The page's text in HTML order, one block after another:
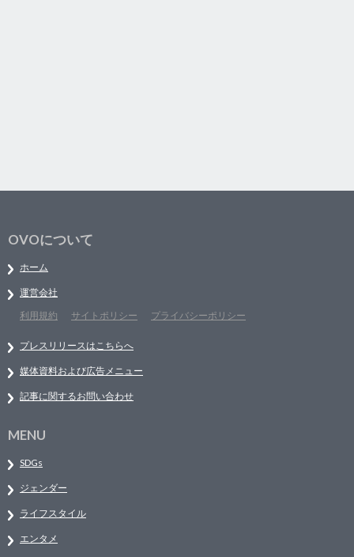
OVOについて
ホーム
運営会社
利用規約
サイトポリシー プライバシーポリシー
プレスリリースはこちらへ
媒体資料および広告メニュー
記事に関するお問い合わせ
MENU
SDGs
ジェンダー
ライフスタイル
エンタメ